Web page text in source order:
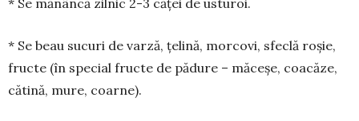
* Se mănâncă zilnic 2-3 căței de usturoi.
* Se beau sucuri de varză, țelină, morcovi, sfe­clă ro­șie,
fructe (în special fructe de pădure – mă­ceșe, coa­căze,
cătină, mure, coarne).